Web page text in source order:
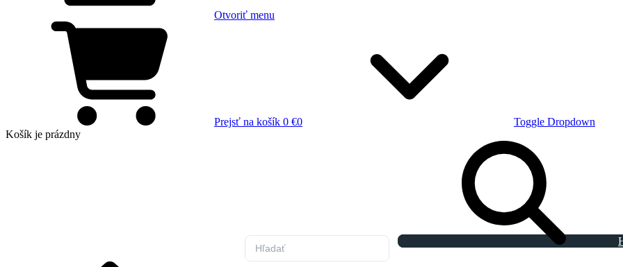
Otvoriť menu
Prejsť na košík 0 €0
Toggle Dropdown
Košík je prázdny